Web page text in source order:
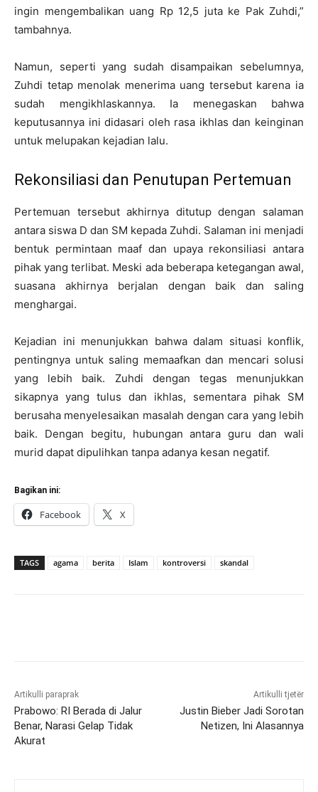
ingin mengembalikan uang Rp 12,5 juta ke Pak Zuhdi,”
tambahnya.
Namun, seperti yang sudah disampaikan sebelumnya,
Zuhdi tetap menolak menerima uang tersebut karena ia
sudah mengikhlaskannya. Ia menegaskan bahwa
keputusannya ini didasari oleh rasa ikhlas dan keinginan
untuk melupakan kejadian lalu.
Rekonsiliasi dan Penutupan Pertemuan
Pertemuan tersebut akhirnya ditutup dengan salaman
antara siswa D dan SM kepada Zuhdi. Salaman ini menjadi
bentuk permintaan maaf dan upaya rekonsiliasi antara
pihak yang terlibat. Meski ada beberapa ketegangan awal,
suasana akhirnya berjalan dengan baik dan saling
menghargai.
Kejadian ini menunjukkan bahwa dalam situasi konflik,
pentingnya untuk saling memaafkan dan mencari solusi
yang lebih baik. Zuhdi dengan tegas menunjukkan
sikapnya yang tulus dan ikhlas, sementara pihak SM
berusaha menyelesaikan masalah dengan cara yang lebih
baik. Dengan begitu, hubungan antara guru dan wali
murid dapat dipulihkan tanpa adanya kesan negatif.
Bagikan ini:
Facebook X
TAGS agama berita Islam kontroversi skandal
Artikulli paraprak
Prabowo: RI Berada di Jalur
Benar, Narasi Gelap Tidak
Akurat
Artikulli tjetër
Justin Bieber Jadi Sorotan
Netizen, Ini Alasannya